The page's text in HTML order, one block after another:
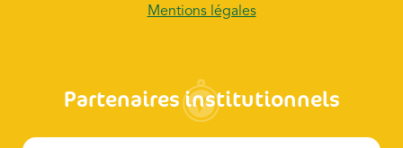
Mentions légales
Partenaires institutionnels